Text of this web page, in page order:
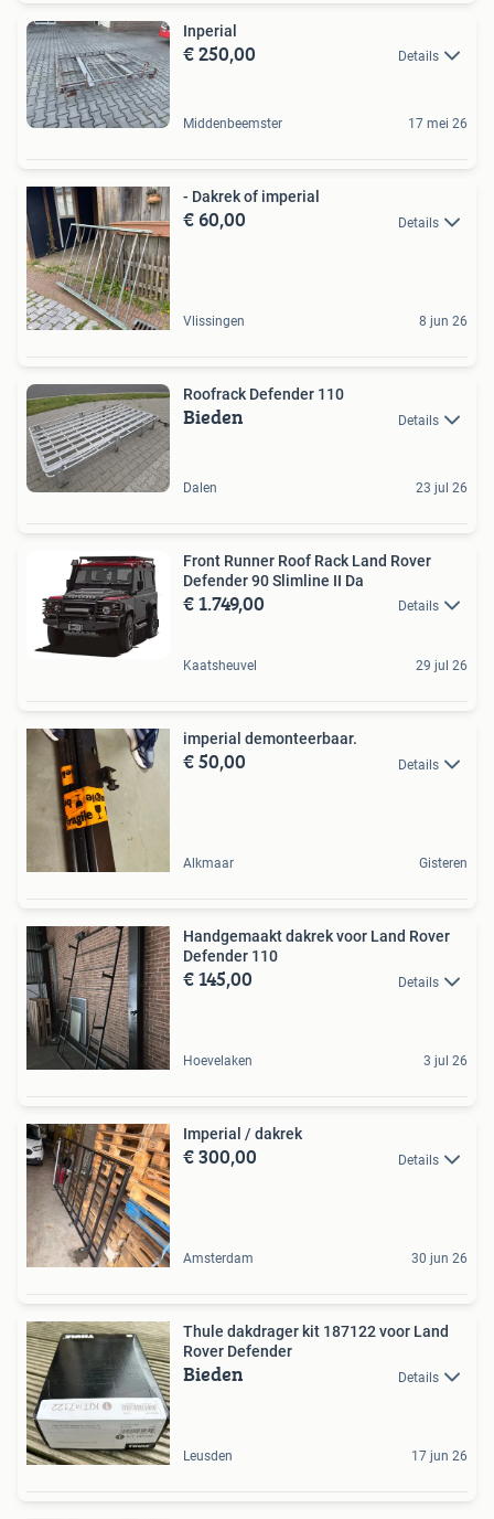
Inperial
€ 250,00 Details
Middenbeemster 17 mei 26
- Dakrek of imperial
€ 60,00 Details
Vlissingen 8 jun 26
Roofrack Defender 110
Bieden Details
Dalen 23 jul 26
Front Runner Roof Rack Land Rover
Defender 90 Slimline II Da
€ 1.749,00 Details
Kaatsheuvel 29 jul 26
imperial demonteerbaar.
€ 50,00 Details
Alkmaar Gisteren
Handgemaakt dakrek voor Land Rover
Defender 110
€ 145,00 Details
Hoevelaken 3 jul 26
Imperial / dakrek
€ 300,00 Details
Amsterdam 30 jun 26
Thule dakdrager kit 187122 voor Land
Rover Defender
Bieden Details
Leusden 17 jun 26